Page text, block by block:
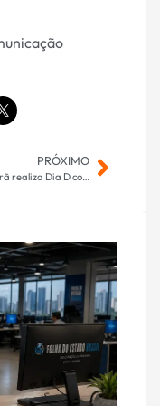
PRÓXIMO
Ponta Porã realiza Dia D contra o sarampo e reforça importância da vacinação